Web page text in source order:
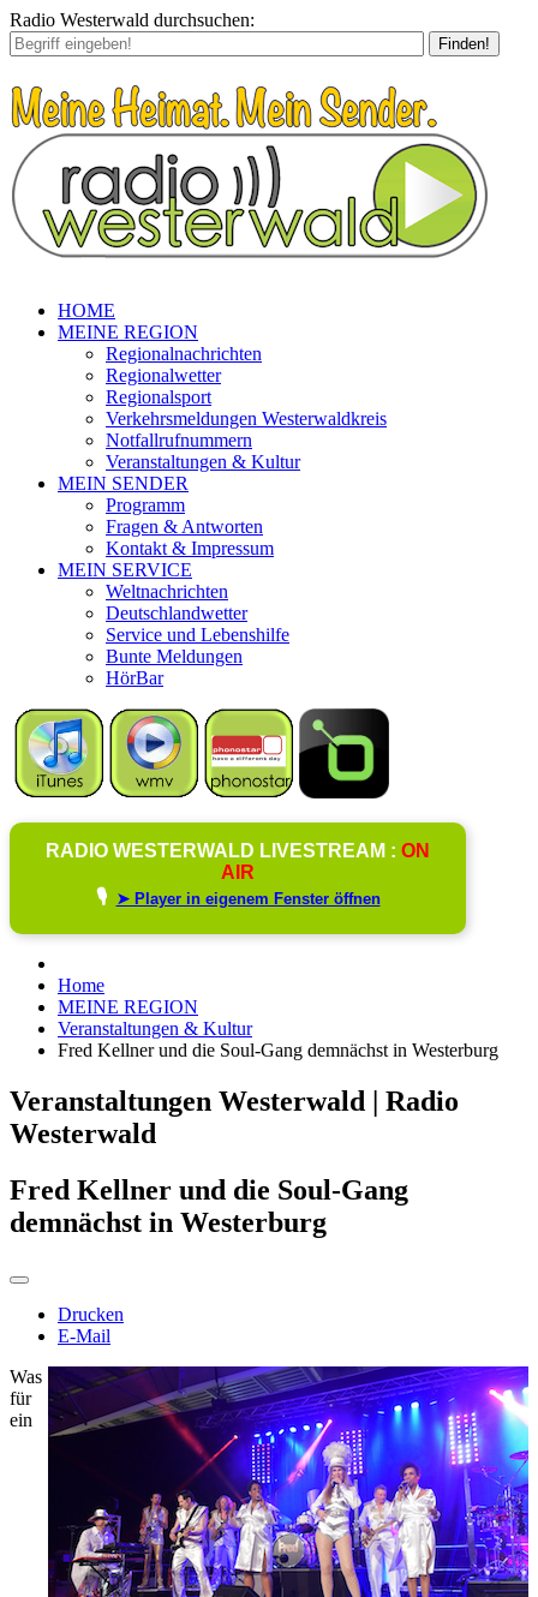
Radio Westerwald durchsuchen:
Finden!
HOME
MEINE REGION
Regionalnachrichten
Regionalwetter
Regionalsport
Verkehrsmeldungen Westerwaldkreis
Notfallrufnummern
Veranstaltungen & Kultur
MEIN SENDER
Programm
Fragen & Antworten
Kontakt & Impressum
MEIN SERVICE
Weltnachrichten
Deutschlandwetter
Service und Lebenshilfe
Bunte Meldungen
HörBar
RADIO WESTERWALD LIVESTREAM : ON
AIR
🎙️ ➤ Player in eigenem Fenster öffnen
Home
MEINE REGION
Veranstaltungen & Kultur
Fred Kellner und die Soul-Gang demnächst in Westerburg
Veranstaltungen Westerwald | Radio
Westerwald
Fred Kellner und die Soul-Gang
demnächst in Westerburg
Drucken
E-Mail
Was
für
ein